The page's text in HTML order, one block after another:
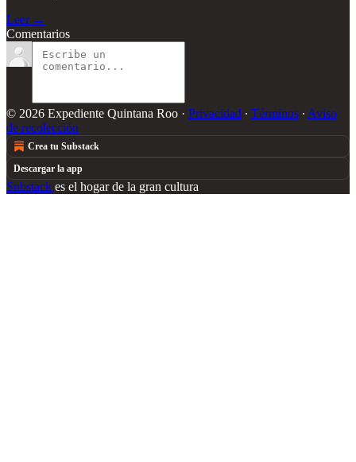
Leer →
Comentarios
© 2026 Expediente Quintana Roo · Privacidad ∙ Términos ∙ Aviso
de recolección
Crea tu Substack
Descargar la app
Substack es el hogar de la gran cultura